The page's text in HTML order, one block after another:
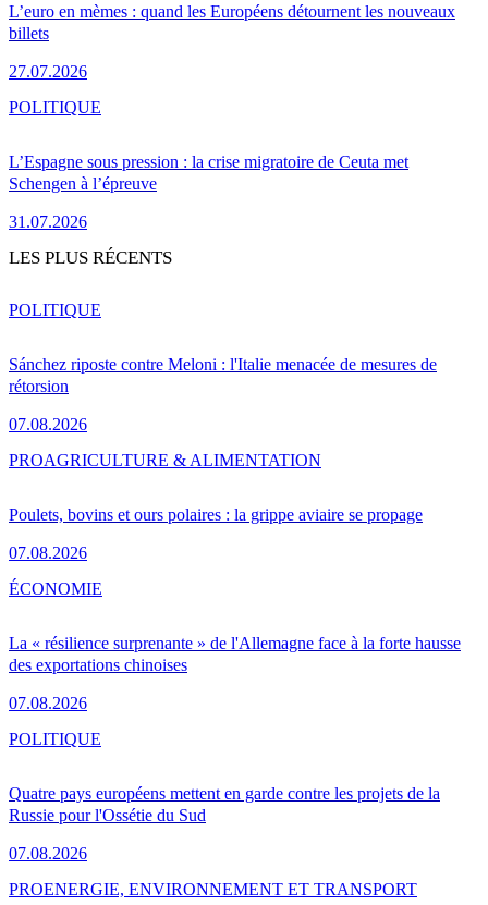
L’euro en mèmes : quand les Européens détournent les nouveaux
billets
27.07.2026
L’Espagne sous pression : la crise migratoire de Ceuta met
Schengen à l’épreuve
31.07.2026
POLITIQUE
LES PLUS RÉCENTS
Sánchez riposte contre Meloni : l'Italie menacée de mesures de
rétorsion
07.08.2026
POLITIQUE
Poulets, bovins et ours polaires : la grippe aviaire se propage
07.08.2026
PROAGRICULTURE & ALIMENTATION
La « résilience surprenante » de l'Allemagne face à la forte hausse
des exportations chinoises
07.08.2026
ÉCONOMIE
Quatre pays européens mettent en garde contre les projets de la
Russie pour l'Ossétie du Sud
07.08.2026
POLITIQUE
PROENERGIE, ENVIRONNEMENT ET TRANSPORT